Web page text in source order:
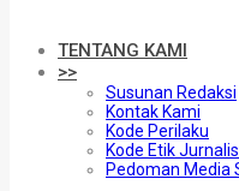
TENTANG KAMI
>>
Susunan Redaksi
Kontak Kami
Kode Perilaku
Kode Etik
Pedoman Media